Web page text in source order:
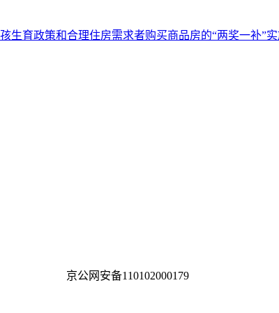
生育政策和合理住房需求者购买商品房的“两奖一补”
京公网安备110102000179